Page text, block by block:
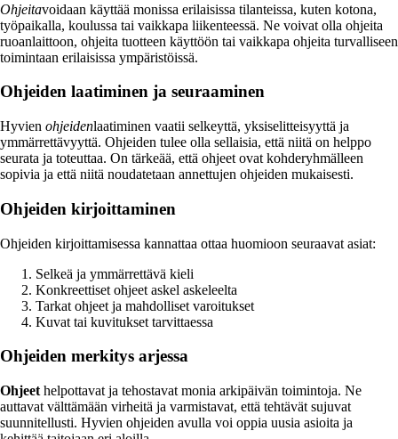
Ohjeitavoidaan käyttää monissa erilaisissa tilanteissa, kuten kotona,
työpaikalla, koulussa tai vaikkapa liikenteessä. Ne voivat olla ohjeita
ruoanlaittoon, ohjeita tuotteen käyttöön tai vaikkapa ohjeita turvalliseen
toimintaan erilaisissa ympäristöissä.
Ohjeiden laatiminen ja seuraaminen
Hyvien ohjeidenlaatiminen vaatii selkeyttä, yksiselitteisyyttä ja
ymmärrettävyyttä. Ohjeiden tulee olla sellaisia, että niitä on helppo
seurata ja toteuttaa. On tärkeää, että ohjeet ovat kohderyhmälleen
sopivia ja että niitä noudatetaan annettujen ohjeiden mukaisesti.
Ohjeiden kirjoittaminen
Ohjeiden kirjoittamisessa kannattaa ottaa huomioon seuraavat asiat:
Selkeä ja ymmärrettävä kieli
Konkreettiset ohjeet askel askeleelta
Tarkat ohjeet ja mahdolliset varoitukset
Kuvat tai kuvitukset tarvittaessa
Ohjeiden merkitys arjessa
Ohjeet helpottavat ja tehostavat monia arkipäivän toimintoja. Ne
auttavat välttämään virheitä ja varmistavat, että tehtävät sujuvat
suunnitellusti. Hyvien ohjeiden avulla voi oppia uusia asioita ja